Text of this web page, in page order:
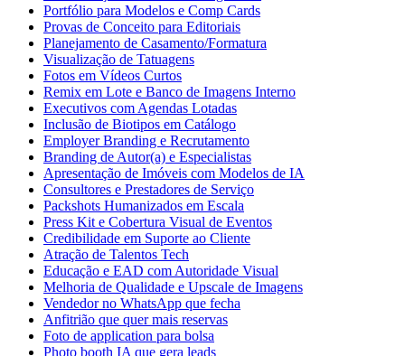
Portfólio para Modelos e Comp Cards
Provas de Conceito para Editoriais
Planejamento de Casamento/Formatura
Visualização de Tatuagens
Fotos em Vídeos Curtos
Remix em Lote e Banco de Imagens Interno
Executivos com Agendas Lotadas
Inclusão de Biotipos em Catálogo
Employer Branding e Recrutamento
Branding de Autor(a) e Especialistas
Apresentação de Imóveis com Modelos de IA
Consultores e Prestadores de Serviço
Packshots Humanizados em Escala
Press Kit e Cobertura Visual de Eventos
Credibilidade em Suporte ao Cliente
Atração de Talentos Tech
Educação e EAD com Autoridade Visual
Melhoria de Qualidade e Upscale de Imagens
Vendedor no WhatsApp que fecha
Anfitrião que quer mais reservas
Foto de application para bolsa
Photo booth IA que gera leads